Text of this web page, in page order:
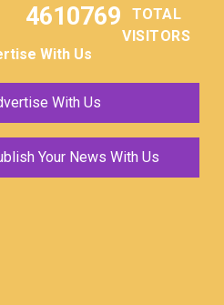
4610769
TOTAL
VISITORS
With Us
With Us
Your News With Us